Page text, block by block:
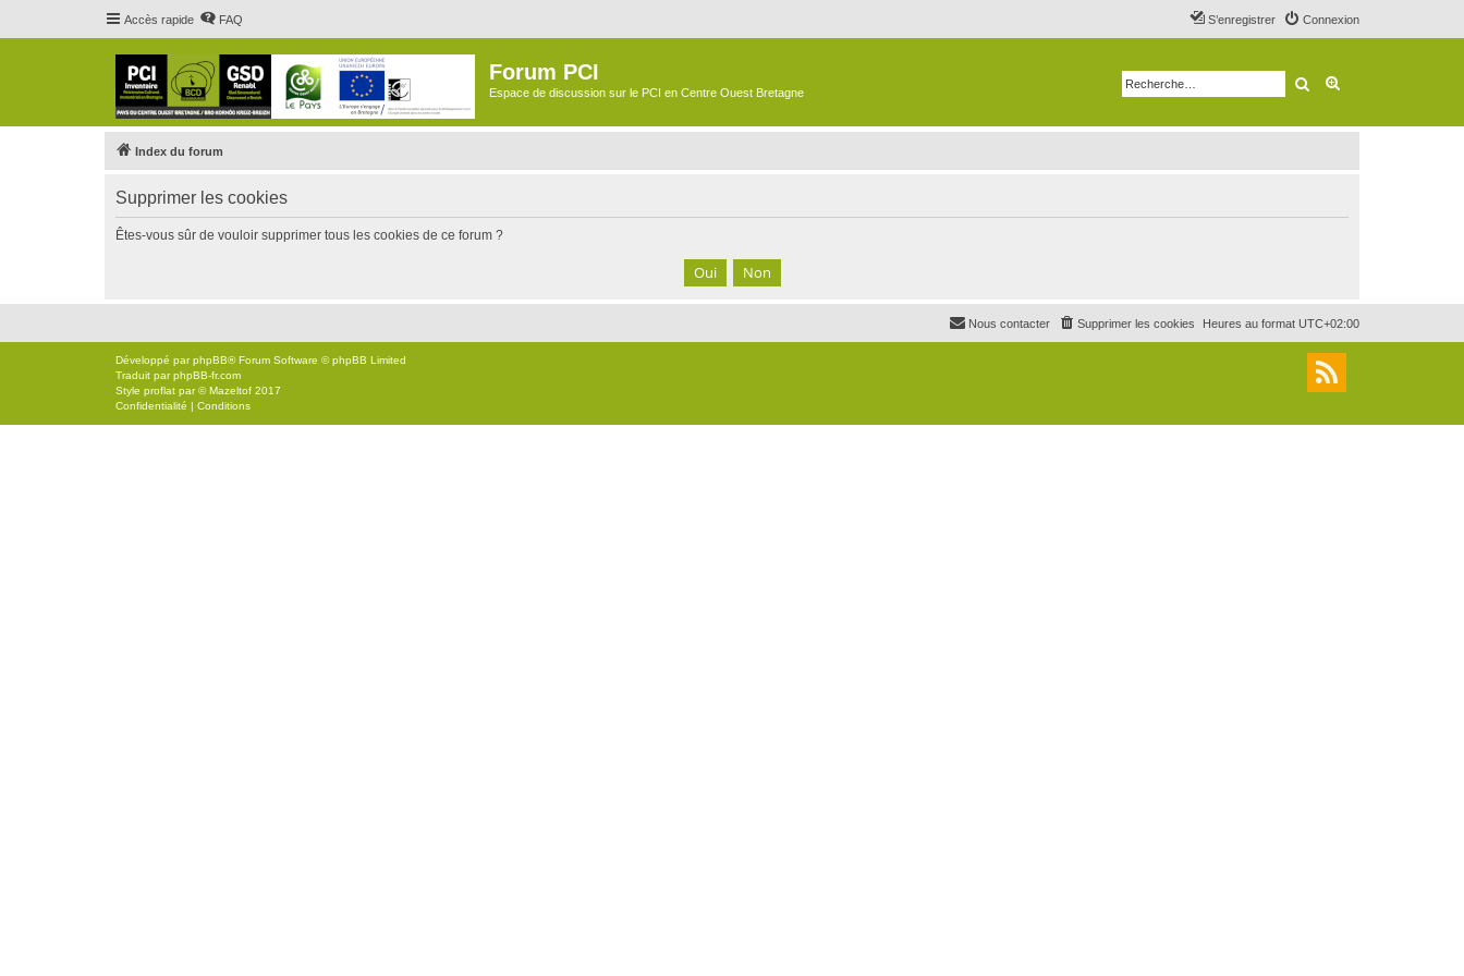
Accès rapide FAQ Connexion
S’enregistrer
Forum PCI
Espace de discussion sur le PCI en Centre Ouest Bretagne Rechercher
Index du forum
Supprimer les cookies
Êtes-vous sûr de vouloir supprimer tous les cookies de ce forum ?
Heures au format UTC+02:00
Supprimer les cookies
Nous contacter
Développé parphpBB® Forum Software © phpBB Limited
Traduit parphpBB-fr.com
Style proflat par ©Mazeltof 2017
Confidentialité | Conditions